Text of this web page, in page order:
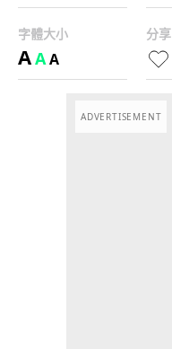
字體大小
AAA
分享
ADVERTISEMENT